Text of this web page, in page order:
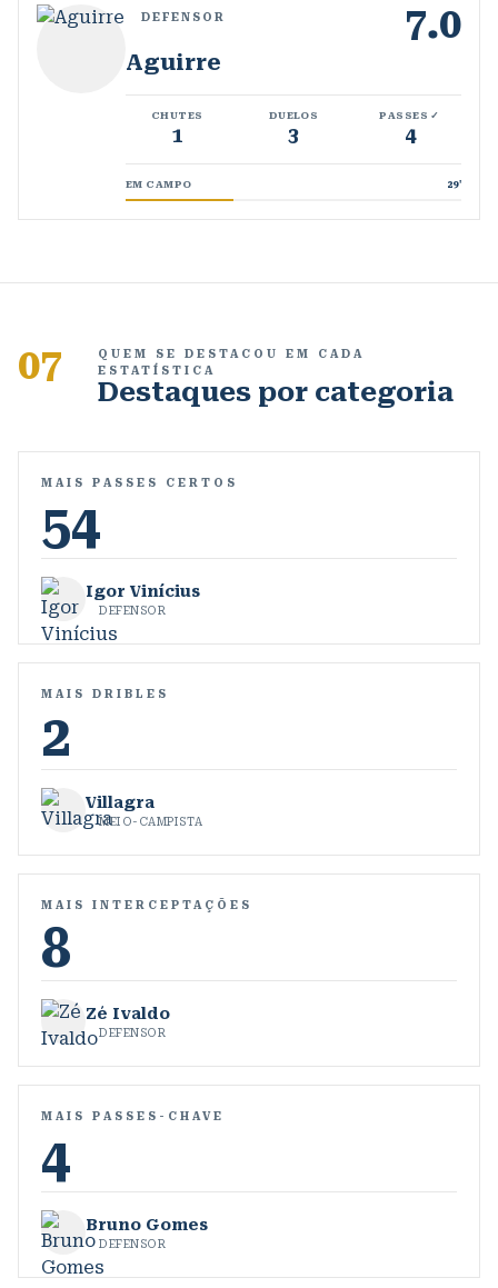
DEFENSOR 7.0
Aguirre
CHUTES
1
DUELOS
3
PASSES ✓
4
EM CAMPO 29'
07
QUEM SE DESTACOU EM CADA
ESTATÍSTICA
Destaques por categoria
MAIS PASSES CERTOS
54
Igor Vinícius
DEFENSOR
MAIS DRIBLES
2
Villagra
MEIO-CAMPISTA
MAIS INTERCEPTAÇÕES
8
Zé Ivaldo
DEFENSOR
MAIS PASSES-CHAVE
4
Bruno Gomes
DEFENSOR